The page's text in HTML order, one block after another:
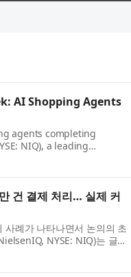
AI Shopping Agents
agents completing
NIQ), a leading
Revolution: Where
건 결제 처리… 실제 커
사례가 나타나면서 논의의 초
NYSE: NIQ)는 글로
Where East Me...